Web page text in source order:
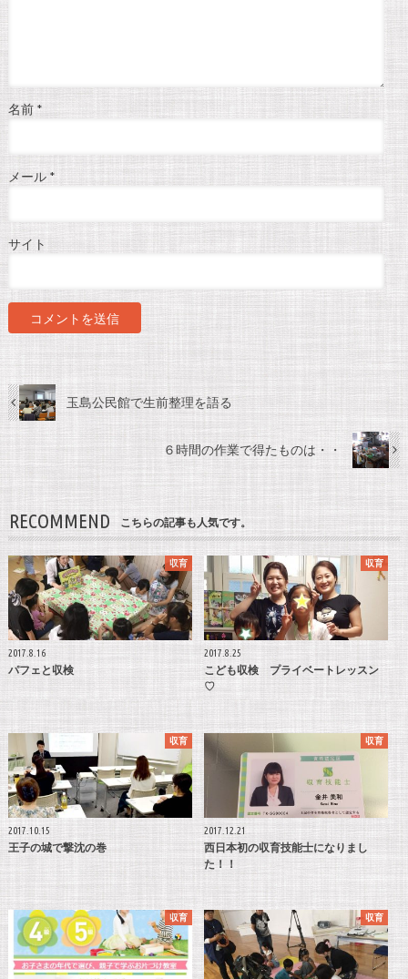
名前 *
メール *
サイト
玉島公民館で生前整理を語る
６時間の作業で得たものは・・
RECOMMEND こちらの記事も人気です。
収育
2017.8.16
パフェと収検
収育
2017.8.25
こども収検 プライベートレッスン
♡
収育
2017.10.15
王子の城で撃沈の巻
収育
2017.12.21
西日本初の収育技能士になりまし
た！！
収育 収育